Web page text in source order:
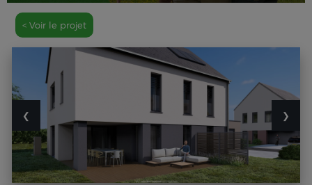
NOUS CONTACTER
< Voir le projet
❮ ❯